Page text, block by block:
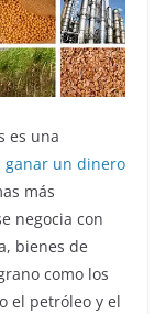
es una
ganar un dinero
más
negocia con
bienes de
como los
el petróleo y el